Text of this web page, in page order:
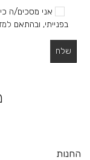
אני מסכים/ה
בפנייתי, ובהתאם
החנות